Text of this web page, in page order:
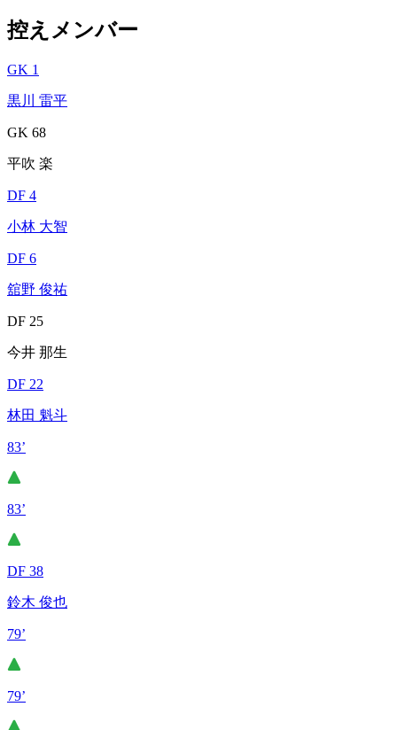
控えメンバー
GK 1
黒川 雷平
GK 68
平吹 楽
DF 4
小林 大智
DF 6
舘野 俊祐
DF 25
今井 那生
DF 22
林田 魁斗
83’
83’
DF 38
鈴木 俊也
79’
79’